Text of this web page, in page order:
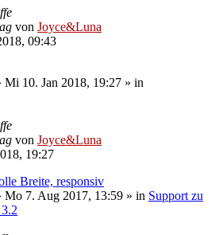
von Joyce&Luna
09:43
Mi 10. Jan 2018, 19:27 » in
von Joyce&Luna
19:27
Breite, responsiv
Mo 7. Aug 2017, 13:59 » in Support zu